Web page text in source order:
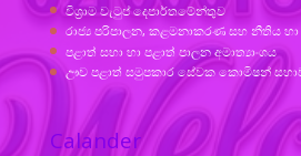
විශ්‍රාම වැටුප් දෙපාර්තමේන්තුව
රාජ්‍ය පරිපාලන, කළමනාකරණ සහ නීතිය හා
පළාත් සභා හා පළාත් පාලන අමාත්‍යාංශය
ඌව පළාත් සමුපකාර සේවක කොමිෂන්
Calander